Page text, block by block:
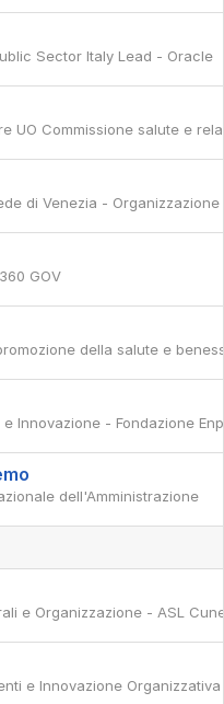
Sector Italy Lead - Oracle
UO Commissione salute e
di Venezia -
GOV
della salute e
Innovazione - Fondazione
dell'Amministrazione
e Organizzazione - ASL
e Innovazione